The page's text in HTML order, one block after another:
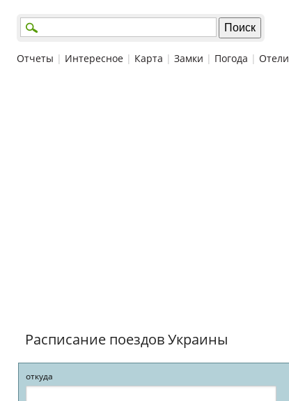
Отчеты | Интересное | Карта | Замки | Погода | Отели
Расписание поездов Украины
откуда